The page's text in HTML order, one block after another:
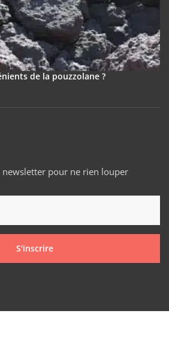
de la pouzzolane ?
newsletter pour ne rien louper
S'inscrire